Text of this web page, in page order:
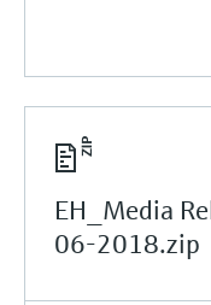
EH_Media
06-2018.zip